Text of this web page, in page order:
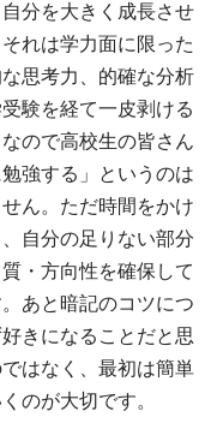
分を大きく成長させ
れは学力面に限った
思考力、的確な分析
験を経て一皮剥ける
ので高校生の皆さん
強する」というのは
ん。ただ時間をかけ
自分の足りない部分
・方向性を確保して
あと暗記のコツにつ
きになることだと思
はなく、最初は簡単
のが大切です。